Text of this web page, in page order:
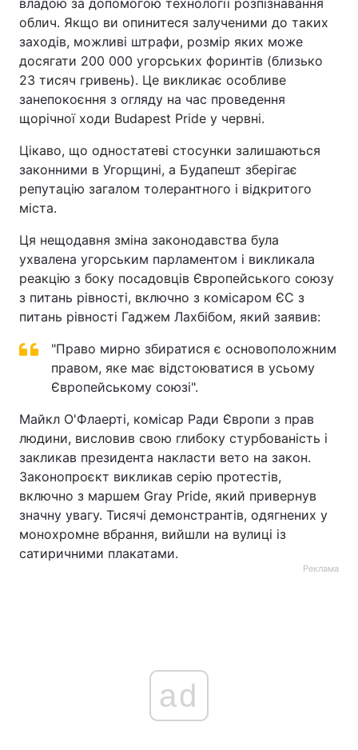
облич. Якщо ви опинитеся залученими до таких
заходів, можливі штрафи, розмір яких може
досягати 200 000 угорських форинтів (близько
23 тисяч гривень). Це викликає особливе
занепокоєння з огляду на час проведення
щорічної ходи Budapest Pride у червні.
Цікаво, що одностатеві стосунки залишаються
законними в Угорщині, а Будапешт зберігає
репутацію загалом толерантного і відкритого
міста.
Ця нещодавня зміна законодавства була
ухвалена угорським парламентом і викликала
реакцію з боку посадовців Європейського союзу
з питань рівності, включно з комісаром ЄС з
питань рівності Гаджем Лахбібом, який заявив:
"Право мирно збиратися є основоположним
правом, яке має відстоюватися в усьому
Європейському союзі".
Майкл О'Флаерті, комісар Ради Європи з прав
людини, висловив свою глибоку стурбованість і
закликав президента накласти вето на закон.
Законопроєкт викликав серію протестів,
включно з маршем Gray Pride, який привернув
значну увагу. Тисячі демонстрантів, одягнених у
монохромне вбрання, вийшли на вулиці із
сатиричними плакатами.
Реклама
ad